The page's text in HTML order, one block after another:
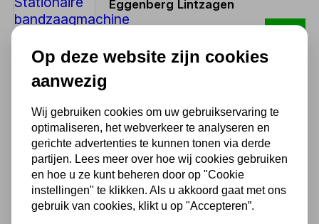
Eggenberg Lintzagen
4.250,00 excl. BTW
0.9 BI-METAAL 4-6TP
48,28
39,90 excl. BTW
Op deze website zijn cookies
aanwezig
Wij gebruiken cookies om uw gebruikservaring te
optimaliseren, het webverkeer te analyseren en
gerichte advertenties te kunnen tonen via derde
partijen. Lees meer over hoe wij cookies gebruiken
en hoe u ze kunt beheren door op "Cookie
instellingen" te klikken. Als u akkoord gaat met ons
gebruik van cookies, klikt u op "Accepteren”.